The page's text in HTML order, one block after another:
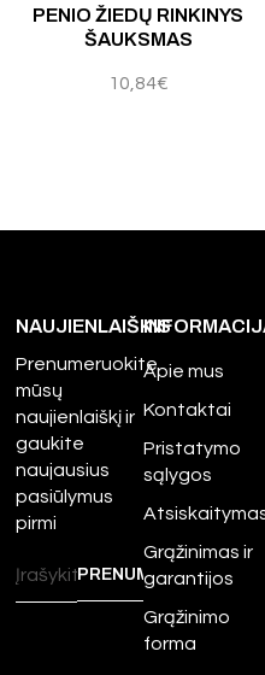
PENIO ŽIEDŲ RINKINYS
ŠAUKSMAS
10,84€
Įvertinimas:5.00iš
NAUJIENLAIŠKIS
Prenumeruokite
mūsų
naujienlaiškį ir
gaukite
naujausius
pasiūlymus
pirmi
Apie mus
Kontaktai
Pristatymo
sąlygos
Grąžinimas ir
garantijos
Grąžinimo
forma